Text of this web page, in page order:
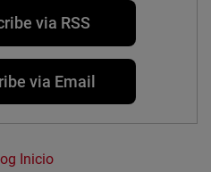
via RSS
via Email
Inicio